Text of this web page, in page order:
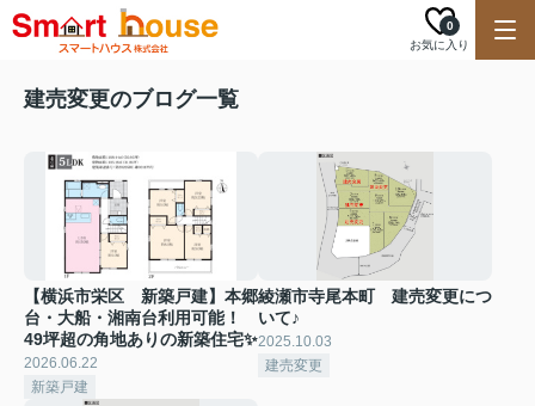
お気に入り
0
建売変更のブログ一覧
【横浜市栄区 新築戸建】本郷
台・大船・湘南台利用可能！
49坪超の角地ありの新築住宅✨
2026.06.22
新築戸建
綾瀬市寺尾本町 建売変更につ
いて♪
2025.10.03
建売変更